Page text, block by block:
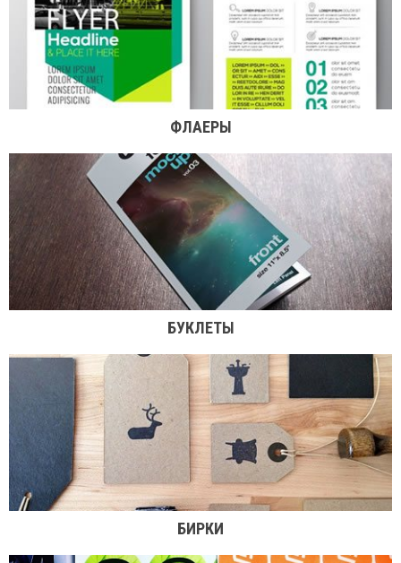
ФЛАЕРЫ
БУКЛЕТЫ
БИРКИ